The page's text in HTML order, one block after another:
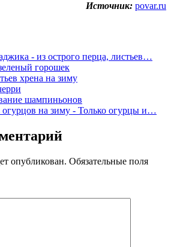
Источник: povar.ru
- из острого перца, листьев…
горошек
хрена на зиму
шампиньонов
огурцов на зиму - Только огурцы и…
опубликован. Обязательные поля